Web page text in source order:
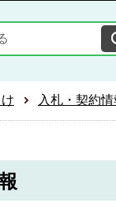
入札・契約